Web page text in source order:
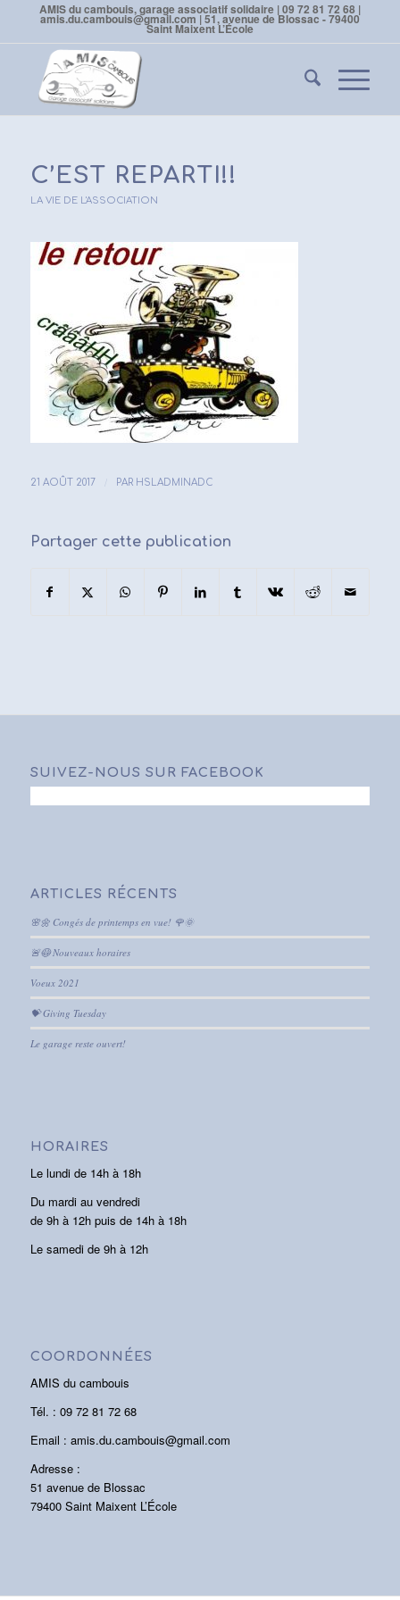
AMIS du cambouis, garage associatif solidaire | 09 72 81 72 68 |
amis.du.cambouis@gmail.com | 51, avenue de Blossac - 79400
Saint Maixent L’École
C’EST REPARTI!!
LA VIE DE L'ASSOCIATION
21 AOÛT 2017 PAR HSLADMINADC
Partager cette publication
SUIVEZ-NOUS SUR FACEBOOK
ARTICLES RÉCENTS
🌸🌼 Congés de printemps en vue! 🌹🌞
🚨😷 Nouveaux horaires
Voeux 2021
💝 Giving Tuesday
Le garage reste ouvert!
HORAIRES
Le lundi de 14h à 18h
Du mardi au vendredi
de 9h à 12h puis de 14h à 18h
Le samedi de 9h à 12h
COORDONNÉES
AMIS du cambouis
Tél. : 09 72 81 72 68
Email : amis.du.cambouis@gmail.com
Adresse :
51 avenue de Blossac
79400 Saint Maixent L’École